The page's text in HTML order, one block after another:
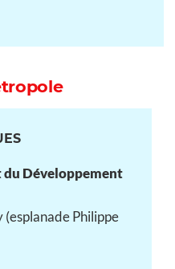
Développement
Philippe